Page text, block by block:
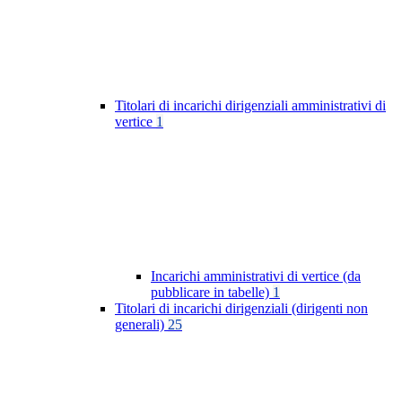
Titolari di incarichi dirigenziali amministrativi di
vertice 1
Incarichi amministrativi di vertice (da
pubblicare in tabelle) 1
Titolari di incarichi dirigenziali (dirigenti non
generali) 25